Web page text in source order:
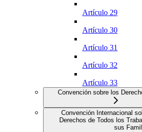
Artículo 29
Artículo 30
Artículo 31
Artículo 32
Artículo 33
Convención sobre los
Convención Internacional
Derechos de Todos los
sus